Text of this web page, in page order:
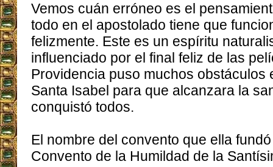
Vemos cuán erróneo es el
todo en el apostolado tiene que
felizmente. Este es un espíritu
influenciado por el final feliz de las
Providencia puso muchos obstáculos
Santa Isabel para que alcanzara la
conquistó todos.
El nombre del convento que ella
Convento de la Humildad de la